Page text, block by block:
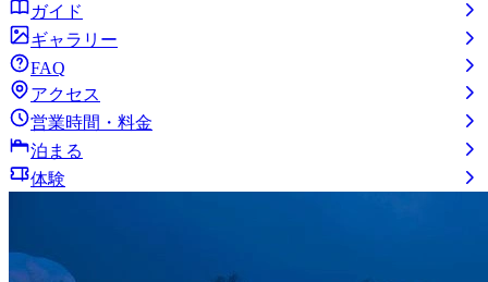
ガイド
ギャラリー
FAQ
アクセス
営業時間・料金
泊まる
体験